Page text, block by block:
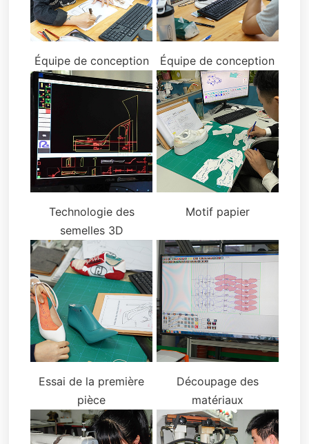
Équipe de conception Équipe de conception
Technologie des
semelles 3D
Motif papier
Essai de la première
pièce
Découpage des
matériaux